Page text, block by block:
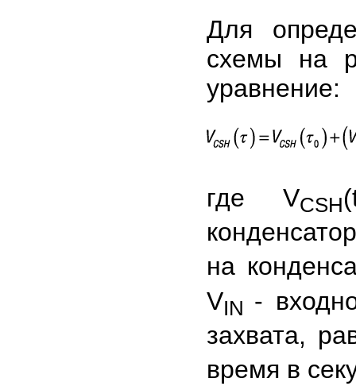
Для
схемы на
уравнение:
где VCSH
на
VIN -
захвата,
время в